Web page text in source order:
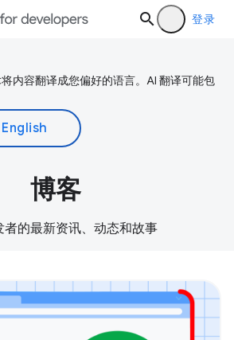
登录
内容翻译成您偏好的语言。AI 翻译可能包
博客
者的最新资讯、动态和故事